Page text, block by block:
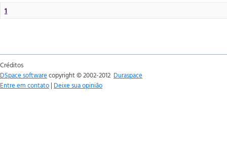
1
Créditos
DSpace softwarecopyright © 2002-2012 Duraspace
Entre em contato | Deixe sua opinião